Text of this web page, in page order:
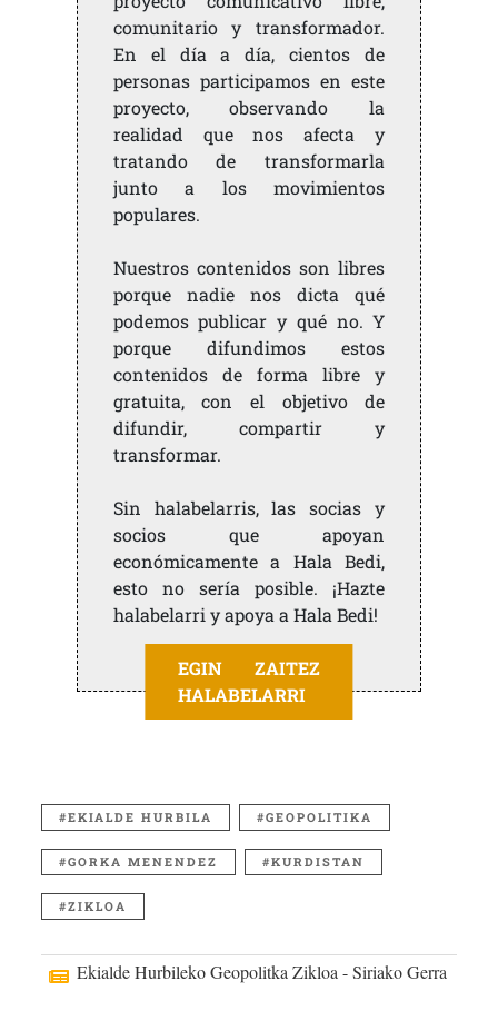
comunitario y transformador.
En el día a día, cientos de
personas participamos en este
proyecto, observando la
realidad que nos afecta y
tratando de transformarla
junto a los movimientos
populares.
Nuestros contenidos son libres
porque nadie nos dicta qué
podemos publicar y qué no. Y
porque difundimos estos
contenidos de forma libre y
gratuita, con el objetivo de
difundir, compartir y
transformar.
Sin halabelarris, las socias y
socios que apoyan
económicamente a Hala Bedi,
esto no sería posible. ¡Hazte
halabelarri y apoya a Hala Bedi!
EGIN ZAITEZ
HALABELARRI
EKIALDE HURBILA GEOPOLITIKA
GORKA MENENDEZ KURDISTAN
ZIKLOA
Ekialde Hurbileko Geopolitka Zikloa - Siriako Gerra